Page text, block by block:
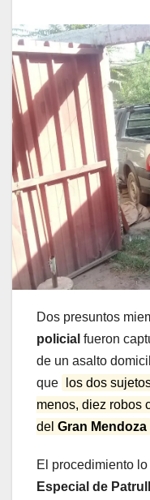
Dos presuntos
policial fueron
de un asalto
que
los dos
menos, diez robos
del Gran Mendoza
El procedimiento
Especial de